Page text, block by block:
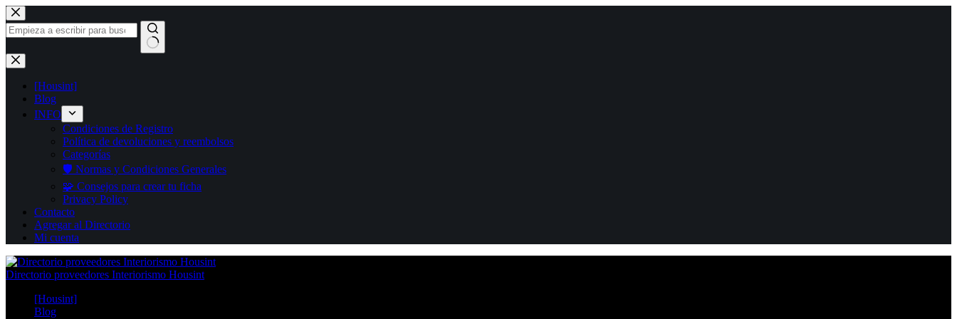
Saltar
al
contenido
Sin
resultados
[Housint]
Blog
INFO
Condiciones de Registro
Política de devoluciones y reembolsos
Categorías
🛡️ Normas y Condiciones Generales
🧩 Consejos para crear tu ficha
Privacy Policy
Contacto
Agregar al Directorio
Mi cuenta
Directorio proveedores Interiorismo Housint
[Housint]
Blog